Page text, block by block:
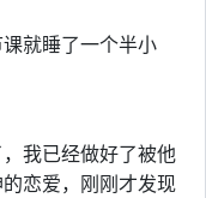
就睡了一个半小
我已经做好了被他
恋爱，刚刚才发现